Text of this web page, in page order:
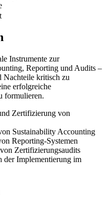
Instrumente zur
Reporting und Audits –
Nachteile kritisch zu
erfolgreiche
formulieren.
Zertifizierung von
Sustainability Accounting
Reporting-Systemen
Zertifizierungsaudits
der Implementierung im